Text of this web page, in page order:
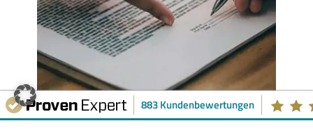
883 Kundenbewertungen